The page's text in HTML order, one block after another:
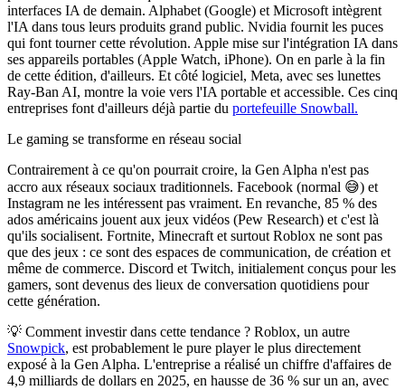
interfaces IA de demain. Alphabet (Google) et Microsoft intègrent
l'IA dans tous leurs produits grand public. Nvidia fournit les puces
qui font tourner cette révolution. Apple mise sur l'intégration IA dans
ses appareils portables (Apple Watch, iPhone). On en parle à la fin
de cette édition, d'ailleurs. Et côté logiciel, Meta, avec ses lunettes
Ray-Ban AI, montre la voie vers l'IA portable et accessible. Ces cinq
entreprises font d'ailleurs déjà partie du portefeuille Snowball.
Le gaming se transforme en réseau social
Contrairement à ce qu'on pourrait croire, la Gen Alpha n'est pas
accro aux réseaux sociaux traditionnels. Facebook (normal 😅) et
Instagram ne les intéressent pas vraiment. En revanche, 85 % des
ados américains jouent aux jeux vidéos (Pew Research) et c'est là
qu'ils socialisent. Fortnite, Minecraft et surtout Roblox ne sont pas
que des jeux : ce sont des espaces de communication, de création et
même de commerce. Discord et Twitch, initialement conçus pour les
gamers, sont devenus des lieux de conversation quotidiens pour
cette génération.
💡 Comment investir dans cette tendance ? Roblox, un autre
Snowpick, est probablement le pure playerle plus directement
exposé à la Gen Alpha. L'entreprise a réalisé un chiffre d'affaires de
4,9 milliards de dollars en 2025, en hausse de 36 % sur un an, avec